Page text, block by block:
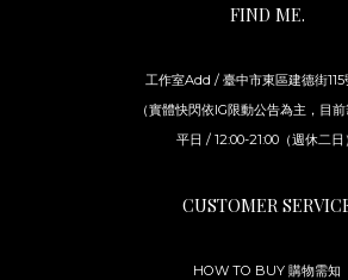
FIND ME.
工作室Add / 臺中市東區建德街
（實體快閃依IG限動公告為主，目前
平日 / 12:00-21:00（週休二日）
CUSTOMER
HOW TO BUY 購物需知